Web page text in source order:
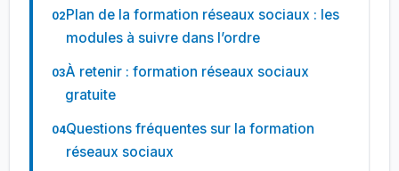
Plan de la formation réseaux sociaux : les
modules à suivre dans l’ordre
À retenir : formation réseaux sociaux
gratuite
Questions fréquentes sur la formation
réseaux sociaux